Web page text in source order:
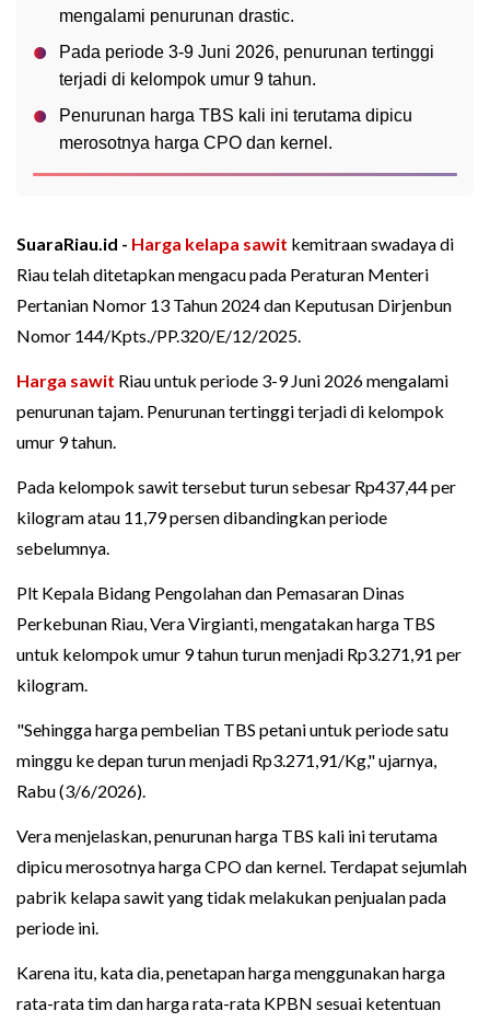
mengalami penurunan drastic.
Pada periode 3-9 Juni 2026, penurunan tertinggi
terjadi di kelompok umur 9 tahun.
Penurunan harga TBS kali ini terutama dipicu
merosotnya harga CPO dan kernel.
SuaraRiau.id - Harga kelapa sawit kemitraan swadaya di
Riau telah ditetapkan mengacu pada Peraturan Menteri
Pertanian Nomor 13 Tahun 2024 dan Keputusan Dirjenbun
Nomor 144/Kpts./PP.320/E/12/2025.
Harga sawit Riau untuk periode 3-9 Juni 2026 mengalami
penurunan tajam. Penurunan tertinggi terjadi di kelompok
umur 9 tahun.
Pada kelompok sawit tersebut turun sebesar Rp437,44 per
kilogram atau 11,79 persen dibandingkan periode
sebelumnya.
Plt Kepala Bidang Pengolahan dan Pemasaran Dinas
Perkebunan Riau, Vera Virgianti, mengatakan harga TBS
untuk kelompok umur 9 tahun turun menjadi Rp3.271,91 per
kilogram.
"Sehingga harga pembelian TBS petani untuk periode satu
minggu ke depan turun menjadi Rp3.271,91/Kg," ujarnya,
Rabu (3/6/2026).
Vera menjelaskan, penurunan harga TBS kali ini terutama
dipicu merosotnya harga CPO dan kernel. Terdapat sejumlah
pabrik kelapa sawit yang tidak melakukan penjualan pada
periode ini.
Karena itu, kata dia, penetapan harga menggunakan harga
rata-rata tim dan harga rata-rata KPBN sesuai ketentuan